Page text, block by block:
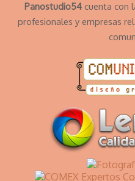
Panostudio54 cuenta con
profesionales y empresas